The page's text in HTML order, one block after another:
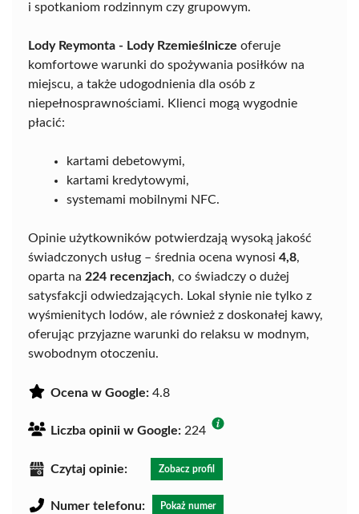
i spotkaniom rodzinnym czy grupowym.
Lody Reymonta - Lody Rzemieślnicze oferuje
komfortowe warunki do spożywania posiłków na
miejscu, a także udogodnienia dla osób z
niepełnosprawnościami. Klienci mogą wygodnie
płacić:
kartami debetowymi,
kartami kredytowymi,
systemami mobilnymi NFC.
Opinie użytkowników potwierdzają wysoką jakość
świadczonych usług – średnia ocena wynosi 4,8,
oparta na 224 recenzjach, co świadczy o dużej
satysfakcji odwiedzających. Lokal słynie nie tylko z
wyśmienitych lodów, ale również z doskonałej kawy,
oferując przyjazne warunki do relaksu w modnym,
swobodnym otoczeniu.
Ocena w Google: 4.8
Liczba opinii w Google: 224
Czytaj opinie: Zobacz profil
Numer telefonu: Pokaż numer